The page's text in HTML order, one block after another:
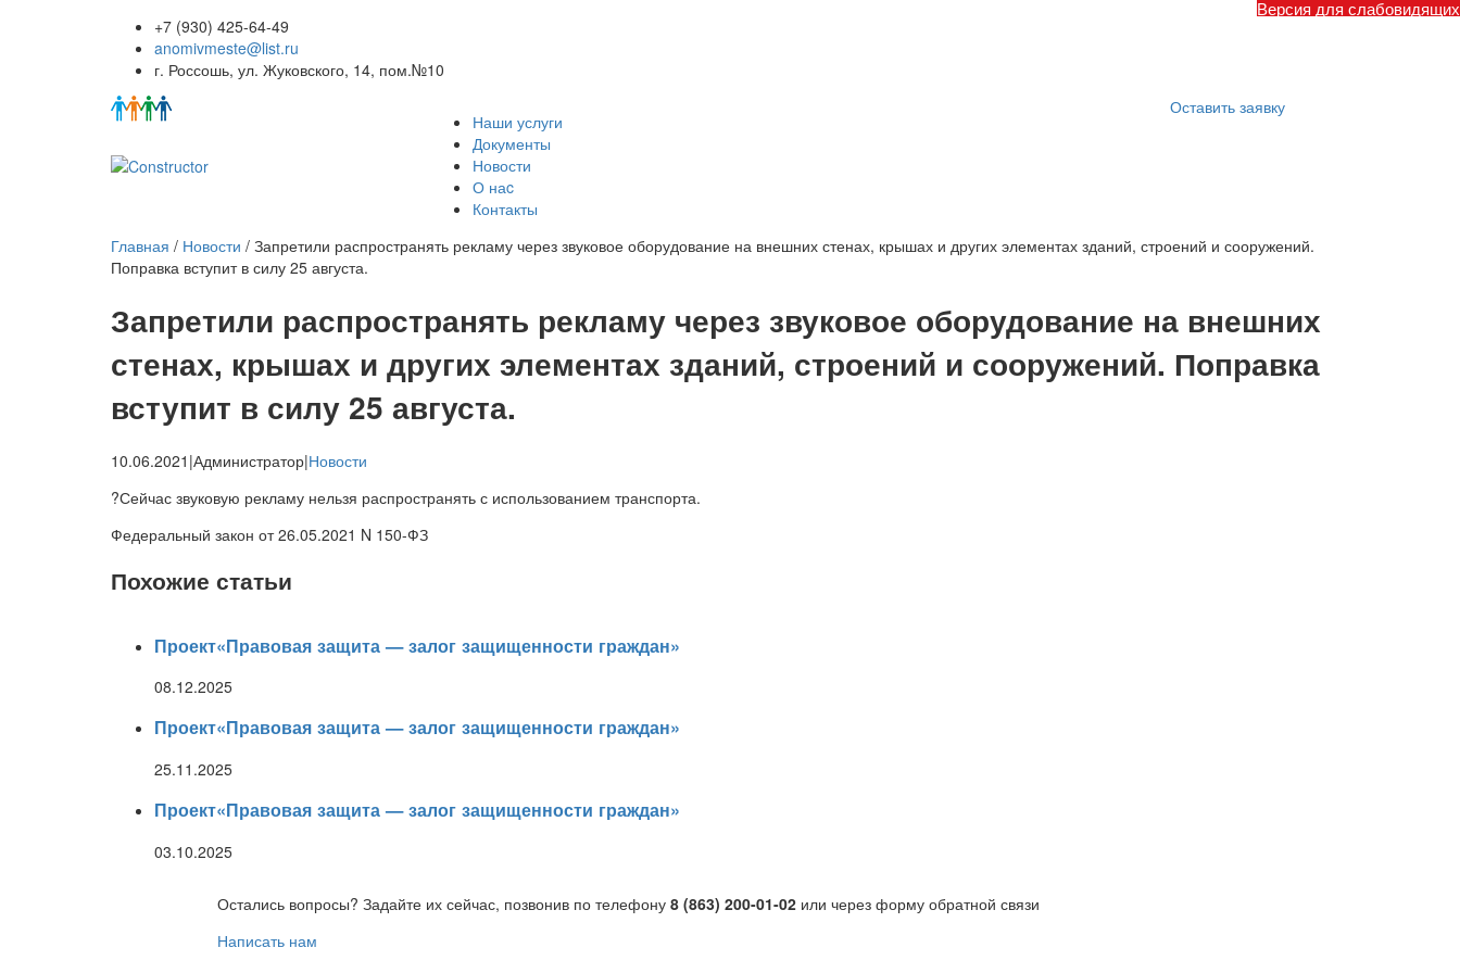
Версия для слабовидящих
+7 (930) 425-64-49
anomivmeste@list.ru
г. Россошь, ул. Жуковского, 14, пом.№10
Наши услуги
Документы
Новости
О наc
Контакты
Оставить заявку
Главная / Новости / Запретили распространять рекламу через звуковое оборудование на внешних стенах, крышах и других элементах зданий, строений и сооружений.
Поправка вступит в силу 25 августа.
Запретили распространять рекламу через звуковое оборудование на внешних
стенах, крышах и других элементах зданий, строений и сооружений. Поправка
вступит в силу 25 августа.
10.06.2021 |Администратор|Новости
?Сейчас звуковую рекламу нельзя распространять с использованием транспорта.
Федеральный закон от 26.05.2021 N 150-ФЗ
Похожие статьи
Проект«Правовая защита — залог защищенности граждан»
08.12.2025
Проект«Правовая защита — залог защищенности граждан»
25.11.2025
Проект«Правовая защита — залог защищенности граждан»
03.10.2025
Остались вопросы? Задайте их сейчас, позвонив по телефону 8 (863) 200-01-02или через форму обратной связи
Написать нам